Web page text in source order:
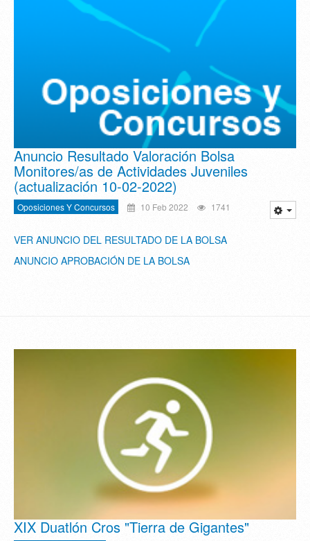
Anuncio Resultado Valoración Bolsa
Monitores/as de Actividades Juveniles
(actualización 10-02-2022)
Oposiciones Y Concursos 10 Feb 2022 1741
VER ANUNCIO DEL RESULTADO DE LA BOLSA
ANUNCIO APROBACIÓN DE LA BOLSA
XIX Duatlón Cros "Tierra de Gigantes"